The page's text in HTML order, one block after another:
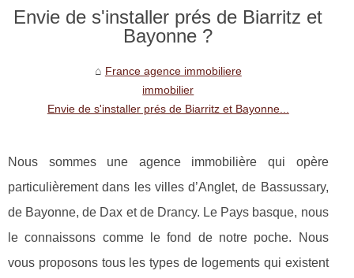
Envie de s'installer prés de Biarritz et
Bayonne ?
France agence immobiliere
immobilier
Envie de s'installer prés de Biarritz et Bayonne...
Nous sommes une agence immobilière qui opère
particulièrement dans les villes d’Anglet, de Bassussary,
de Bayonne, de Dax et de Drancy. Le Pays basque, nous
le connaissons comme le fond de notre poche. Nous
vous proposons tous les types de logements qui existent